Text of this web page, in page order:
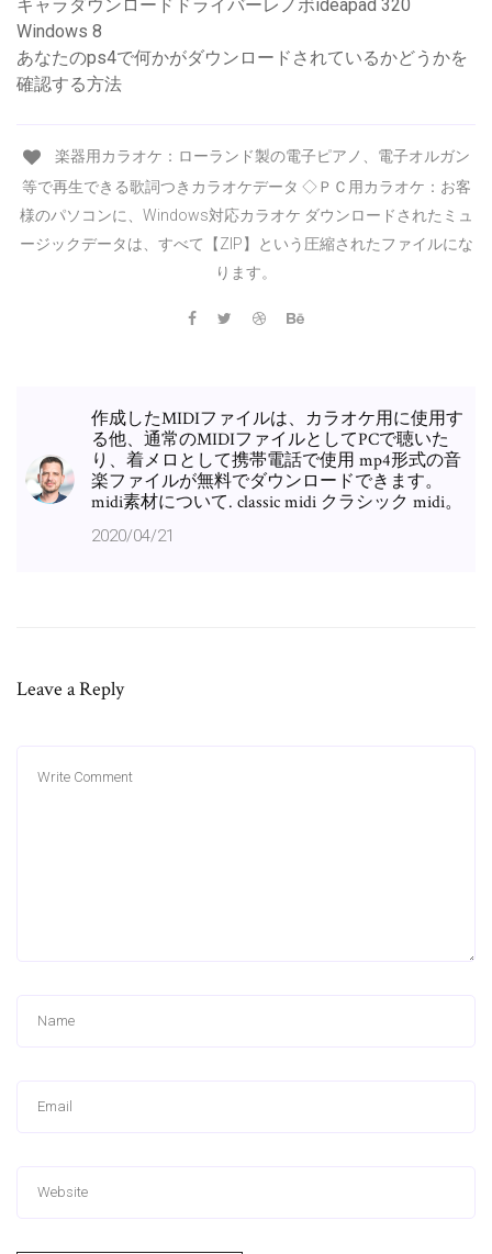
キャラダウンロードドライバーレノボideapad 320
Windows 8
あなたのps4で何かがダウンロードされているかどうかを
確認する方法
楽器用カラオケ：ローランド製の電子ピアノ、電子オルガン
等で再生できる歌詞つきカラオケデータ ◇ＰＣ用カラオケ：お客
様のパソコンに、Windows対応カラオケ ダウンロードされたミュ
ージックデータは、すべて【ZIP】という圧縮されたファイルにな
ります。
作成したMIDIファイルは、カラオケ用に使用す
る他、通常のMIDIファイルとしてPCで聴いた
り、着メロとして携帯電話で使用 mp4形式の音
楽ファイルが無料でダウンロードできます。
midi素材について. classic midi クラシック midi。
2020/04/21
Leave a Reply